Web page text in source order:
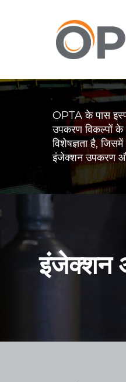
OPTA के पास
उपकरण विकल्पों के
विशेषज्ञता है,
इंजेक्शन उपकरण
इंजेक्शन